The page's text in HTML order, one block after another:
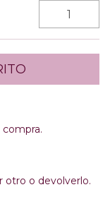
otro o devolverlo.